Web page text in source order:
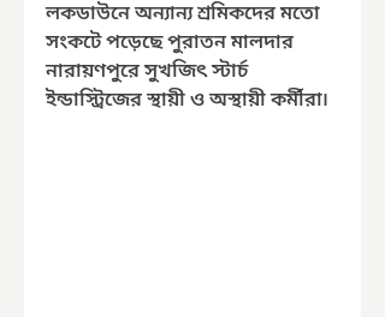
লকডাউনে অন্যান্য শ্রমিকদের মতো
সংকটে পড়েছে পুরাতন মালদার
নারায়ণপুরে সুখজিৎ স্টার্চ
ইন্ডাস্ট্রিজের স্থায়ী ও অস্থায়ী কর্মীরা৷